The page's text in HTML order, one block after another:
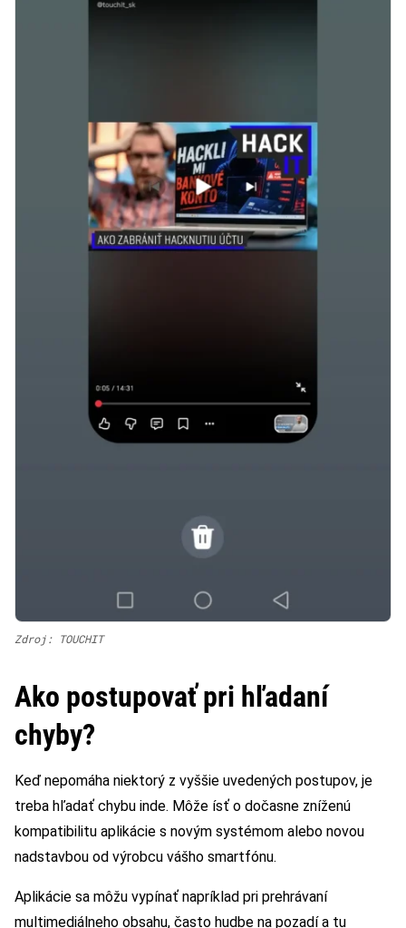
Zdroj: TOUCHIT
Ako postupovať pri hľadaní
chyby?
Keď nepomáha niektorý z vyššie uvedených postupov, je
treba hľadať chybu inde. Môže ísť o dočasne zníženú
kompatibilitu aplikácie s novým systémom alebo novou
nadstavbou od výrobcu vášho smartfónu.
Aplikácie sa môžu vypínať napríklad pri prehrávaní
multimediálneho obsahu, často hudbe na pozadí a tu